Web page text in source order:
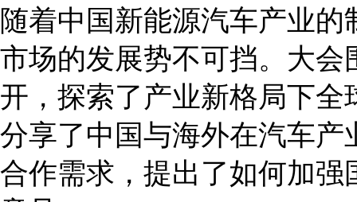
随着中国新能源汽车产业
市场的发展势不可挡。大会
开，探索了产业新格局下
分享了中国与海外在汽车
合作需求，提出了如何加